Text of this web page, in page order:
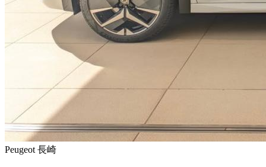
Peugeot 長崎